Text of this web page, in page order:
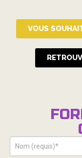
VOUS
Contact